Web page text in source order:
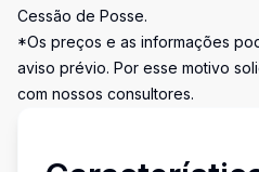
Cessão de Posse.
*Os preços e as informações
aviso prévio. Por esse motivo
com nossos consultores.